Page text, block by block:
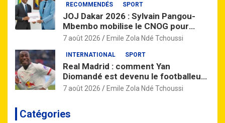
RECOMMENDÉS
SPORT
JOJ Dakar 2026 : Sylvain Pangou-
Mbembo mobilise le CNOG pour
préparer la relève gabonaise
7 août 2026 Emile Zola Ndé Tchoussi
INTERNATIONAL SPORT
Real Madrid : comment Yan
Diomandé est devenu le footballeur
africain le plus cher de l’histoire
7 août 2026 Emile Zola Ndé Tchoussi
Catégories